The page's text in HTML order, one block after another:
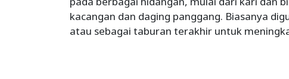
kacangan dan daging panggang. Biasanya
atau sebagai taburan terakhir untuk